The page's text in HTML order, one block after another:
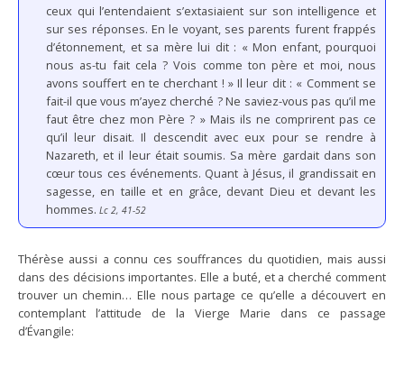
ceux qui l’entendaient s’extasiaient sur son intelligence et
sur ses réponses. En le voyant, ses parents furent frappés
d’étonnement, et sa mère lui dit : « Mon enfant, pourquoi
nous as-tu fait cela ? Vois comme ton père et moi, nous
avons souffert en te cherchant ! » Il leur dit : « Comment se
fait-il que vous m’ayez cherché ? Ne saviez-vous pas qu’il me
faut être chez mon Père ? » Mais ils ne comprirent pas ce
qu’il leur disait. Il descendit avec eux pour se rendre à
Nazareth, et il leur était soumis. Sa mère gardait dans son
cœur tous ces événements. Quant à Jésus, il grandissait en
sagesse, en taille et en grâce, devant Dieu et devant les
hommes. Lc 2, 41-52
Thérèse aussi a connu ces souffrances du quotidien, mais aussi
dans des décisions importantes. Elle a buté, et a cherché comment
trouver un chemin… Elle nous partage ce qu’elle a découvert en
contemplant l’attitude de la Vierge Marie dans ce passage
d’Évangile: